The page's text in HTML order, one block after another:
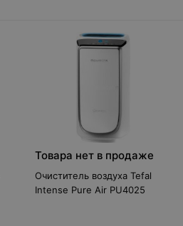
Товара нет в продаже
Очиститель воздуха Tefal
Intense Pure Air PU4025